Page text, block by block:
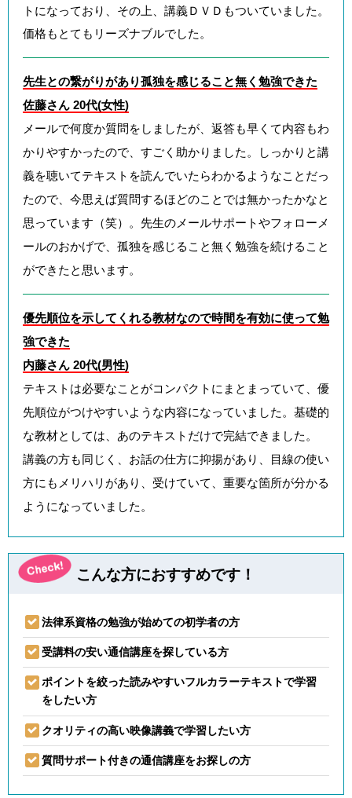
トになっており、その上、講義ＤＶＤもついていました。
価格もとてもリーズナブルでした。
先生との繋がりがあり孤独を感じること無く勉強できた
佐藤さん 20代(女性)
メールで何度か質問をしましたが、返答も早くて内容もわ
かりやすかったので、すごく助かりました。しっかりと講
義を聴いてテキストを読んでいたらわかるようなことだっ
たので、今思えば質問するほどのことでは無かったかなと
思っています（笑）。先生のメールサポートやフォローメ
ールのおかげで、孤独を感じること無く勉強を続けること
ができたと思います。
優先順位を示してくれる教材なので時間を有効に使って勉
強できた
内藤さん 20代(男性)
テキストは必要なことがコンパクトにまとまっていて、優
先順位がつけやすいような内容になっていました。基礎的
な教材としては、あのテキストだけで完結できました。
講義の方も同じく、お話の仕方に抑揚があり、目線の使い
方にもメリハリがあり、受けていて、重要な箇所が分かる
ようになっていました。
こんな方におすすめです！
法律系資格の勉強が始めての初学者の方
受講料の安い通信講座を探している方
ポイントを絞った読みやすいフルカラーテキストで学習
をしたい方
クオリティの高い映像講義で学習したい方
質問サポート付きの通信講座をお探しの方